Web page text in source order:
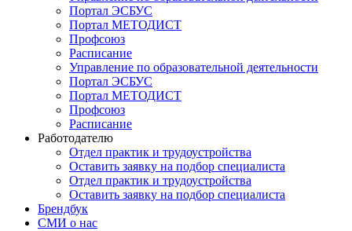
Портал ЭСБУС
Портал МЕТОДИСТ
Профсоюз
Расписание
Управление по образовательной деятельности
Портал ЭСБУС
Портал МЕТОДИСТ
Профсоюз
Расписание
Работодателю
Отдел практик и трудоустройства
Оставить заявку на подбор специалиста
Отдел практик и трудоустройства
Оставить заявку на подбор специалиста
Брендбук
СМИ о нас